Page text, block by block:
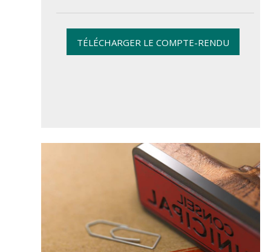
TÉLÉCHARGER LE COMPTE-RENDU